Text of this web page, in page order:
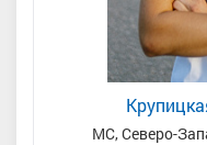
МС, Северо-